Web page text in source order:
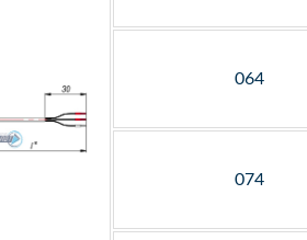
064
074